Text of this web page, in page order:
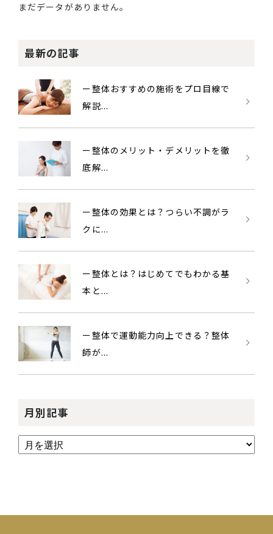
まだデータがありません。
最新の記事
ー整体おすすめの施術をプロ目線で
解説...
ー整体のメリット・デメリットを徹
底解...
ー整体の効果とは？つらい不調がラ
クに...
ー整体とは？はじめてでもわかる基
本と...
ー整体で運動能力向上できる？整体
師が...
月別記事